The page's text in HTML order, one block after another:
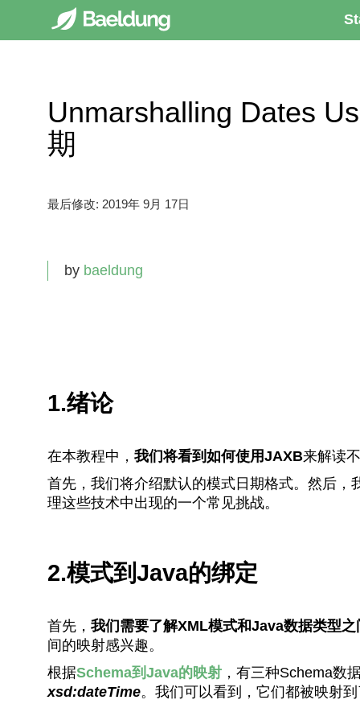
Unmarshalling Dates
期
最后修改: 2019年 9月 17日
by baeldung
1.绪论
在本教程中， 我们将看到如何使用JAXB来解读
首先，我们将介绍默认的模式日期格式。然后
理这些技术中出现的一个常见挑战。
2.模式到Java的绑定
首先， 我们需要了解XML模式和Java数据类型之
间的映射感兴趣。
根据Schema到Java的映射，有三种Schema数
xsd:dateTime。我们可以看到，它们都被映射